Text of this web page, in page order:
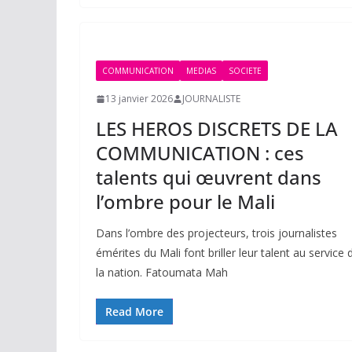
COMMUNICATION MEDIAS SOCIETE
13 janvier 2026 JOURNALISTE
LES HEROS DISCRETS DE LA
COMMUNICATION : ces
talents qui œuvrent dans
l’ombre pour le Mali
Dans l’ombre des projecteurs, trois journalistes
émérites du Mali font briller leur talent au service
la nation. Fatoumata Mah
Read More